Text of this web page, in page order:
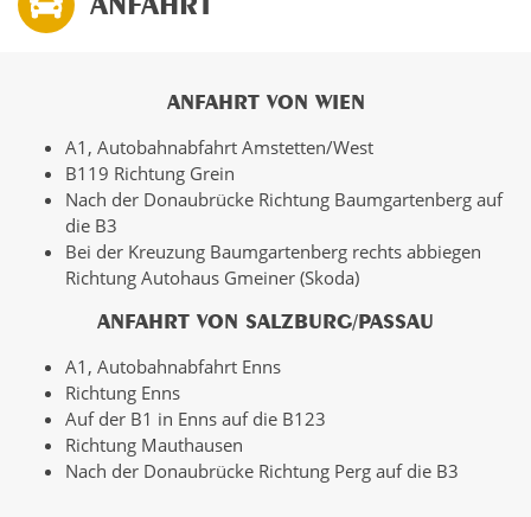
ANFAHRT VON WIEN
A1, Autobahnabfahrt Amstetten/West
B119 Richtung Grein
Nach der Donaubrücke Richtung Baumgartenberg auf
die B3
Bei der Kreuzung Baumgartenberg rechts abbiegen
Richtung Autohaus Gmeiner (Skoda)
ANFAHRT VON SALZBURG/PASSAU
A1, Autobahnabfahrt Enns
Richtung Enns
Auf der B1 in Enns auf die B123
Richtung Mauthausen
Nach der Donaubrücke Richtung Perg auf die B3